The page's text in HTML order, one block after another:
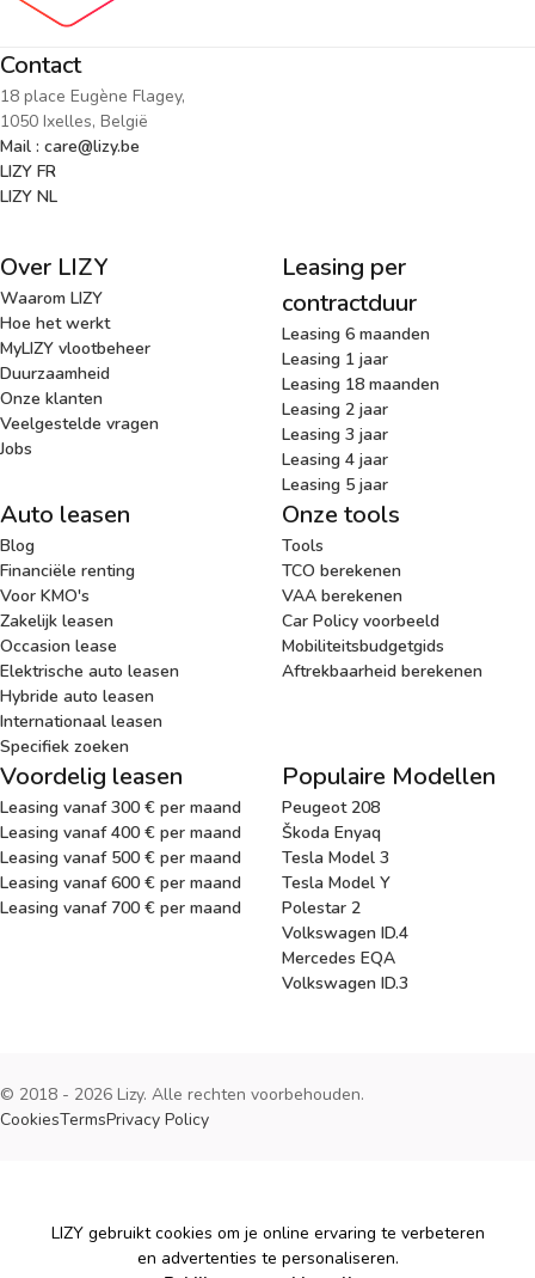
Contact
18 place Eugène Flagey,
1050 Ixelles, België
Mail : care@lizy.be
LIZY FR
LIZY NL
Over LIZY
Waarom LIZY
Hoe het werkt
MyLIZY vlootbeheer
Duurzaamheid
Onze klanten
Veelgestelde vragen
Jobs
Leasing per
contractduur
Leasing 6 maanden
Leasing 1 jaar
Leasing 18 maanden
Leasing 2 jaar
Leasing 3 jaar
Leasing 4 jaar
Leasing 5 jaar
Auto leasen
Blog
Financiële renting
Voor KMO's
Zakelijk leasen
Occasion lease
Elektrische auto leasen
Hybride auto leasen
Internationaal leasen
Specifiek zoeken
Onze tools
Tools
TCO berekenen
VAA berekenen
Car Policy voorbeeld
Mobiliteitsbudgetgids
Aftrekbaarheid berekenen
Voordelig leasen
Leasing vanaf 300 € per maand
Leasing vanaf 400 € per maand
Leasing vanaf 500 € per maand
Leasing vanaf 600 € per maand
Leasing vanaf 700 € per maand
Populaire Modellen
Peugeot 208
Škoda Enyaq
Tesla Model 3
Tesla Model Y
Polestar 2
Volkswagen ID.4
Mercedes EQA
Volkswagen ID.3
© 2018 - 2026 Lizy. Alle rechten voorbehouden.
CookiesTermsPrivacy Policy
Cookies
LIZY gebruikt cookies om je online ervaring te verbeteren
en advertenties te personaliseren.